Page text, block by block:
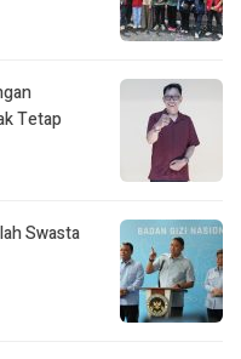
Tetap
Swasta